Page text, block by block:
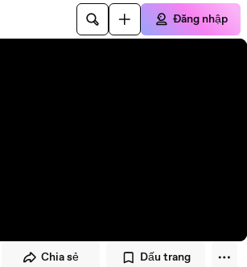
Đăng nhập
Chia sẻ Dấu trang